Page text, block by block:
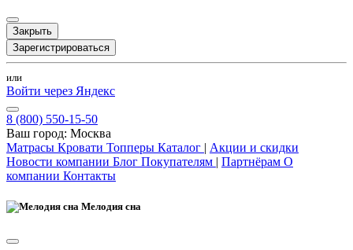
Закрыть
Зарегистрироваться
или
Войти через Яндекс
8 (800) 550-15-50
Ваш город: Москва
Матрасы Кровати Топперы Каталог | Акции и скидки
Новости компании Блог Покупателям | Партнёрам О
компании Контакты
Мелодия сна